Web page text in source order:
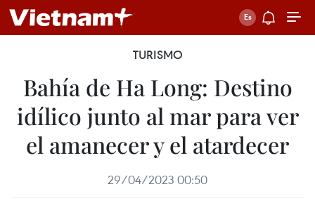
TURISMO
Bahía de Ha Long: Destino
idílico junto al mar para ver
el amanecer y el atardecer
29/04/2023 00:50